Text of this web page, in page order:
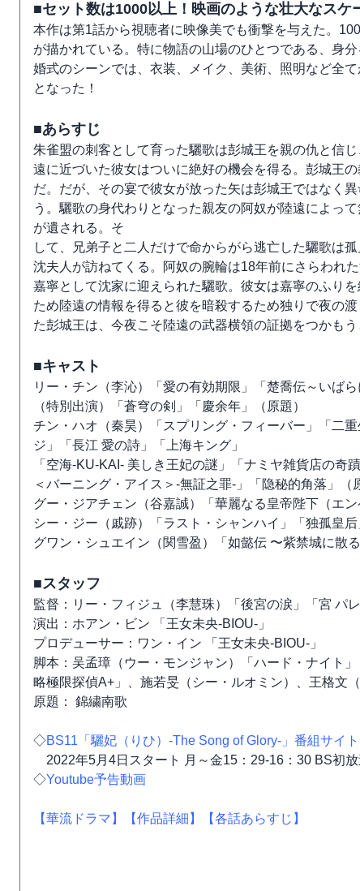
■セット数は1000以上！映画のような壮大なスケ
本作は第1話から視聴者に映像美でも衝撃を与えた。
が描かれている。特に物語の山場のひとつである、身
婚式のシーンでは、衣装、メイク、美術、照明など全
となった！
■あらすじ
朱雀盟の刺客として育った驪歌は彭城王を親の仇と信
遠に近づいた彼女はついに絶好の機会を得る。彭城王
だ。だが、その宴で彼女が放った矢は彭城王ではなく
う。驪歌の身代わりとなった親友の阿奴が陸遠によっ
が遺される。そ
して、兄弟子と二人だけで命からがら逃亡した驪歌は
沈夫人が訪ねてくる。阿奴の腕輪は18年前にさらわれ
嘉寧として沈家に迎えられた驪歌。彼女は嘉寧のふり
ため陸遠の情報を得ると彼を暗殺するため独りで夜の
た彭城王は、今夜こそ陸遠の武器横領の証拠をつかも
■キャスト
リー・チン（李沁）「愛の有効期限」「楚喬伝～いば
（特別出演）「蒼穹の剣」「慶余年」（原題）
チン・ハオ（秦昊）「スプリング・フィーバー」「二
ジ」「長江 愛の詩」「上海キング」
「空海-KU-KAI- 美しき王妃の謎」「ナミヤ雑貨店の奇
＜バーニング・アイス＞-無証之罪-」「隐秘的角落」（
グー・ジアチェン（谷嘉誠）「華麗なる皇帝陛下（エン
シー・ジー（戚跡）「ラスト・シャンハイ」「独孤皇
グワン・シュエイン（関雪盈）「如懿伝 〜紫禁城に散る
■スタッフ
監督：リー・フィジュ（李慧珠）「後宮の涙」「宮 パ
演出：ホアン・ビン 「王女未央-BIOU-」
プロデューサー：ワン・イン 「王女未央-BIOU-」
脚本：吴孟璋（ウー・モンジャン）「ハード・ナイト
略極限探偵A+」、施若旻（シー・ルオミン）、王格文
原題： 錦繍南歌
◇BS11「驪妃（りひ）-The Song of Glory-」番組サイト
2022年5月4日スタート 月～金15：29-16：30 BS初放
◇Youtube予告動画
【華流ドラマ】 【作品詳細】 【各話あらすじ】